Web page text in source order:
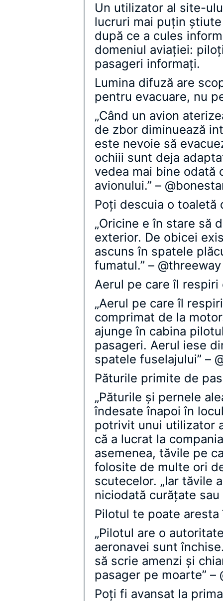
Un utilizator al site-
lucruri mai puţin
după ce a cules
domeniul aviaţiei:
pasageri informaţi.
Lumina difuză are
pentru evacuare, nu
„Când un avion
de zbor diminuează
este nevoie să
ochiii sunt deja
vedea mai bine odată
avionului.” –
Poţi descuia o toaletă
„Oricine e în stare să
exterior. De obicei
ascuns în spatele
fumatul.” – @threeway
Aerul pe care îl
„Aerul pe care îl
comprimat de la
ajunge în cabina
pasageri. Aerul iese
spatele fuselajului” –
Păturile primite de
„Păturile şi pernele
îndesate înapoi în
potrivit unui utilizator
că a lucrat la
asemenea, tăvile pe
folosite de multe ori
scutecelor. „Iar tăvile
niciodată curăţate
Pilotul te poate
„Pilotul are o
aeronavei sunt
să scrie amenzi şi
pasager pe moarte” –
Poţi fi avansat la